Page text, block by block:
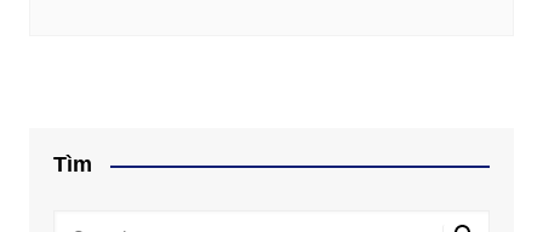
Tìm